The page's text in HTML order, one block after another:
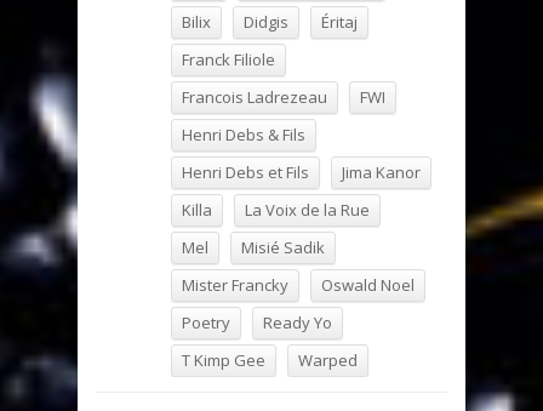
Bilix
Didgis
Éritaj
Franck Filiole
Francois Ladrezeau
FWI
Henri Debs & Fils
Henri Debs et Fils
Jima Kanor
Killa
La Voix de la Rue
Mel
Misié Sadik
Mister Francky
Oswald Noel
Poetry
Ready Yo
T Kimp Gee
Warped